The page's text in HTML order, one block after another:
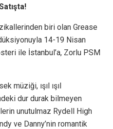
biri olan Grease
14-19 Nisan
ile İstanbul’a, Zorlu PSM
müziği, ışıl ışıl
dur durak bilmeyen
unutulmaz Rydell High
ve Danny’nin romantik